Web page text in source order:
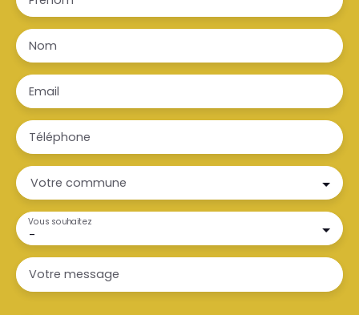
Nom
Email
Téléphone
Votre commune
-
Vous souhaitez
Votre message